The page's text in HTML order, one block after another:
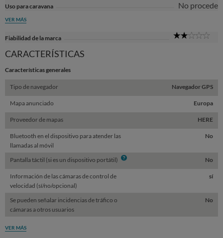
Uso para caravana No procede
VER MÁS
Fiabilidad de la marca
CARACTERÍSTICAS
Características generales
Tipo de navegador Navegador GPS
Mapa anunciado Europa
Proveedor de mapas HERE
Bluetooth en el dispositivo para atender las
llamadas al móvil
No
Pantalla táctil (si es un dispositivo portátil) Info No
Información de las cámaras de control de
velocidad (sí/no/opcional)
sí
Se pueden señalar incidencias de tráfico o
cámaras a otros usuarios
No
VER MÁS